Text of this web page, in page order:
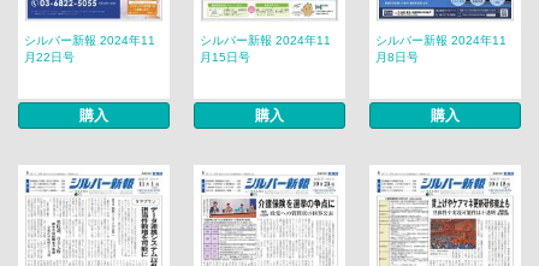
シルバー新報 2024年11
月22日号
購入
シルバー新報 2024年11
月15日号
購入
シルバー新報 2024年11
月8日号
購入